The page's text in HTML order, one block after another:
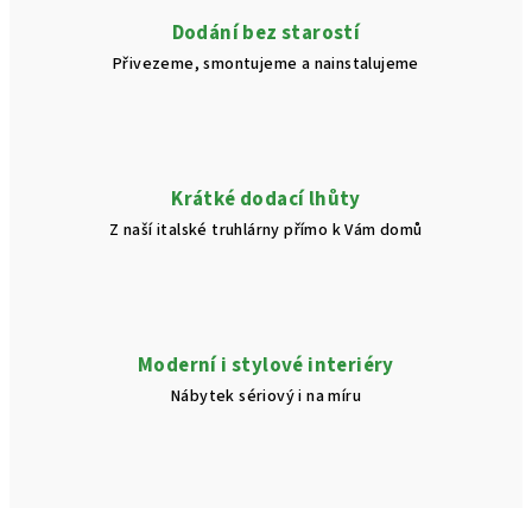
Dodání bez starostí
Přivezeme, smontujeme a nainstalujeme
Krátké dodací lhůty
Z naší italské truhlárny přímo k Vám domů
Moderní i stylové interiéry
Nábytek sériový i na míru